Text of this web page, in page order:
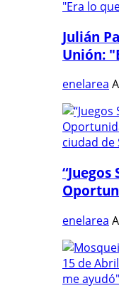
Julián
Unión:
enelarea
enelarea